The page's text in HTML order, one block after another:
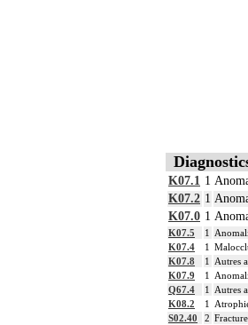
K07.1 1
K07.2 1
K07.0 1
K07.5 1
K07.4
1
K07.8
1
Autres
K07.9
1
Q67.4
1
Autres
K08.2
1
S02.40
2